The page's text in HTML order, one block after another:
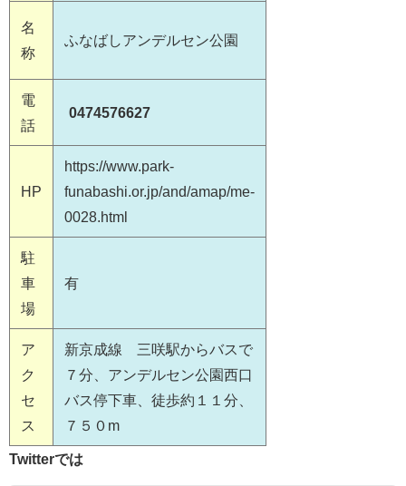
名
称
ふなばしアンデルセン公園
電
話
0474576627
HP
https://www.park-
funabashi.or.jp/and/amap/me-
0028.html
駐
車
場
有
ア
ク
セ
ス
新京成線 三咲駅からバスで
７分、アンデルセン公園西口
バス停下車、徒歩約１１分、
７５０m
Twitterでは